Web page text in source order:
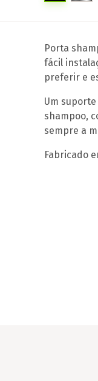
Porta
fácil
preferir e
Um
shampoo,
sempre a
Fabricado